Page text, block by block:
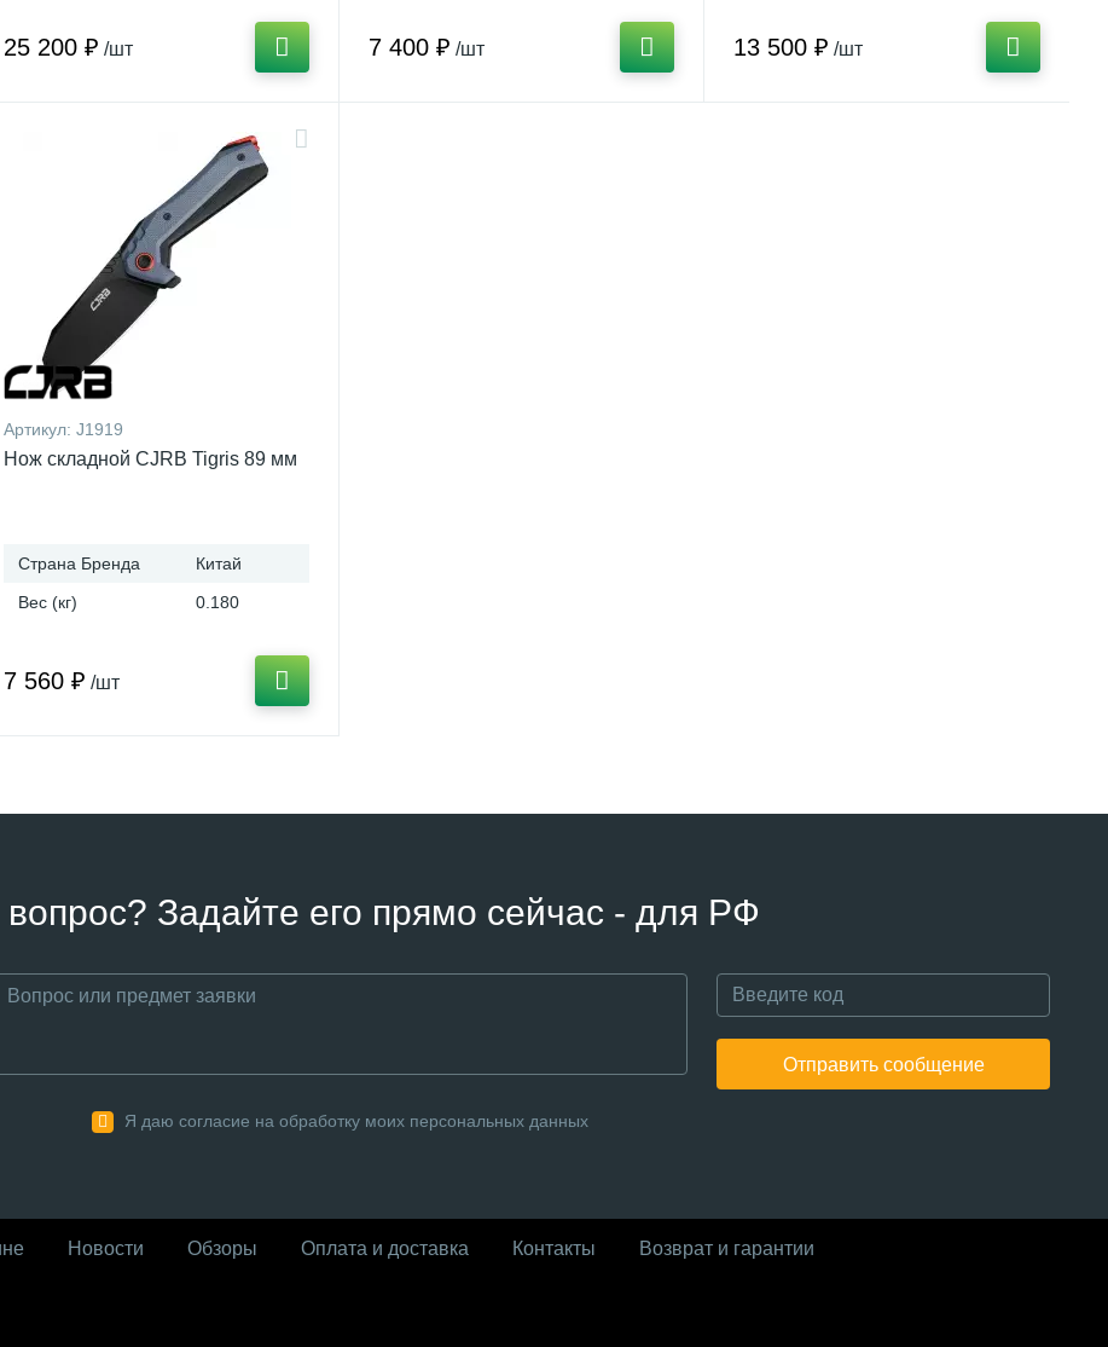
25 200 ₽ /шт 7 400 ₽ /шт 13 500 ₽ /шт
Артикул: J1919
Нож складной CJRB Tigris 89 мм
Страна Бренда
Китай
Вес (кг)
0.180
7 560 ₽ /шт
вопрос? Задайте его прямо сейчас - для РФ
Отправить сообщение
Я даю согласие на обработку моих персональных данных
Новости Обзоры Оплата и доставка Контакты Возврат и гарантии